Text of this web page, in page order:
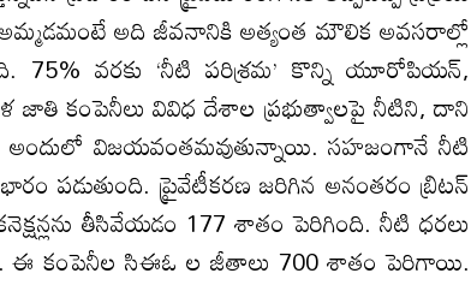
అమ్మడమంటే అది జీవనానికి అత్యంత మౌలిక అవసరాల్లో
75% వరకు ‘నీటి పరిశ్రమ’ కొన్ని యూరోపియన్,
కంపెనీలు వివిధ దేశాల ప్రభుత్వాలపై నీటిని, దాని
అందులో విజయవంతమవుతున్నాయి. సహజంగానే నీటి
పడుతుంది. ప్రైవేటీకరణ జరిగిన అనంతరం బ్రిటన్
తీసివేయడం 177 శాతం పెరిగింది. నీటి ధరలు
కంపెనీల సి‌ఈ‌ఓ ల జీతాలు 700 శాతం పెరిగాయి.